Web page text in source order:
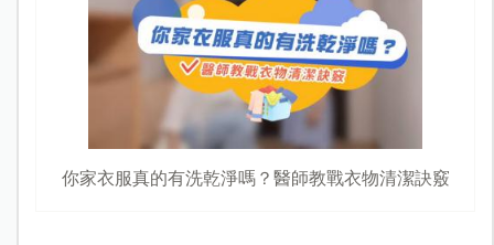
你家衣服真的有洗乾淨嗎？醫師教戰衣物清潔訣竅